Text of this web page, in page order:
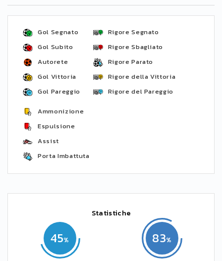
Gol Segnato
Gol Subito
Autorete
Gol Vittoria
Gol Pareggio
Rigore Segnato
Rigore Sbagliato
Rigore Parato
Rigore della Vittoria
Rigore del Pareggio
Ammonizione
Espulsione
Assist
Porta Imbattuta
Statistiche
45 83